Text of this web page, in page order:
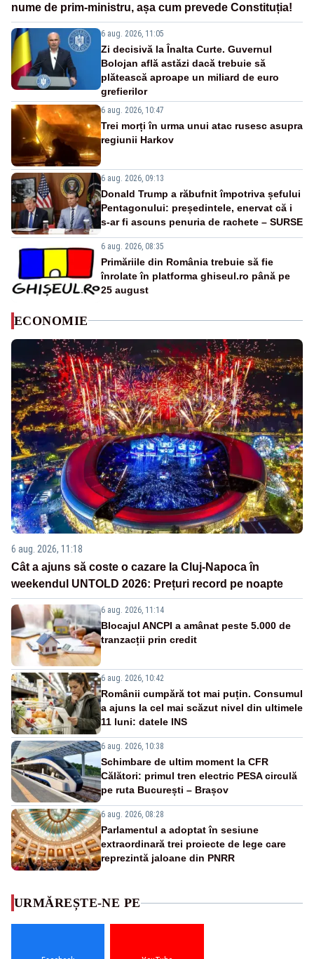
nume de prim-ministru, așa cum prevede Constituția!
6 aug. 2026, 11:05
Zi decisivă la Înalta Curte. Guvernul
Bolojan află astăzi dacă trebuie să
plătească aproape un miliard de euro
grefierilor
6 aug. 2026, 10:47
Trei morți în urma unui atac rusesc asupra
regiunii Harkov
6 aug. 2026, 09:13
Donald Trump a răbufnit împotriva șefului
Pentagonului: președintele, enervat că i
s-ar fi ascuns penuria de rachete – SURSE
6 aug. 2026, 08:35
Primăriile din România trebuie să fie
înrolate în platforma ghiseul.ro până pe
25 august
ECONOMIE
6 aug. 2026, 11:18
Cât a ajuns să coste o cazare la Cluj-Napoca în
weekendul UNTOLD 2026: Prețuri record pe noapte
6 aug. 2026, 11:14
Blocajul ANCPI a amânat peste 5.000 de
tranzacții prin credit
6 aug. 2026, 10:42
Românii cumpără tot mai puțin. Consumul
a ajuns la cel mai scăzut nivel din ultimele
11 luni: datele INS
6 aug. 2026, 10:38
Schimbare de ultim moment la CFR
Călători: primul tren electric PESA circulă
pe ruta București – Brașov
6 aug. 2026, 08:28
Parlamentul a adoptat în sesiune
extraordinară trei proiecte de lege care
reprezintă jaloane din PNRR
URMĂREȘTE-NE PE